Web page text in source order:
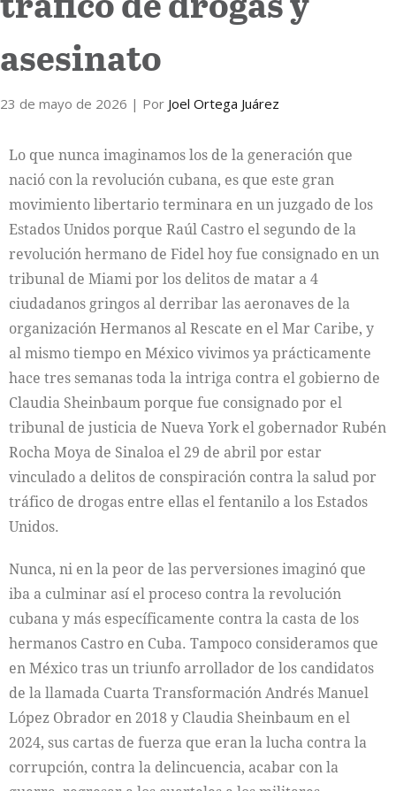
asesinato
23 de mayo de 2026 | Por Joel Ortega Juárez
Lo que nunca imaginamos los de la generación que
nació con la revolución cubana, es que este gran
movimiento libertario terminara en un juzgado de los
Estados Unidos porque Raúl Castro el segundo de la
revolución hermano de Fidel hoy fue consignado en un
tribunal de Miami por los delitos de matar a 4
ciudadanos gringos al derribar las aeronaves de la
organización Hermanos al Rescate en el Mar Caribe, y
al mismo tiempo en México vivimos ya prácticamente
hace tres semanas toda la intriga contra el gobierno de
Claudia Sheinbaum porque fue consignado por el
tribunal de justicia de Nueva York el gobernador Rubén
Rocha Moya de Sinaloa el 29 de abril por estar
vinculado a delitos de conspiración contra la salud por
tráfico de drogas entre ellas el fentanilo a los Estados
Unidos.
Nunca, ni en la peor de las perversiones imaginó que
iba a culminar así el proceso contra la revolución
cubana y más específicamente contra la casta de los
hermanos Castro en Cuba. Tampoco consideramos que
en México tras un triunfo arrollador de los candidatos
de la llamada Cuarta Transformación Andrés Manuel
López Obrador en 2018 y Claudia Sheinbaum en el
2024, sus cartas de fuerza que eran la lucha contra la
corrupción, contra la delincuencia, acabar con la